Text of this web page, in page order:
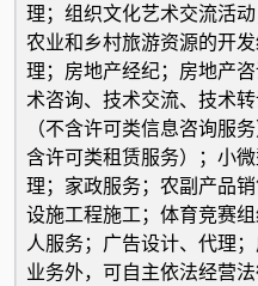
理；组织文化艺术交流活
农业和乡村旅游资源的开
理；房地产经纪；房地产
术咨询、技术交流、技术
（不含许可类信息咨询服
含许可类租赁服务）；小
理；家政服务；农副产品
设施工程施工；体育竞赛
人服务；广告设计、代理
业务外，可自主依法经营